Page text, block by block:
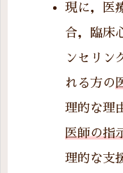
現に，医
合，臨床
ンセリン
れる方の
理的な理
医師の指
理的な支